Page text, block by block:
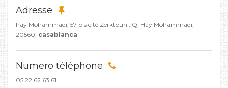
Adresse
hay Mohammadi, 57 bis cité Zerktouni, Q. Hay Mohammadi,
20560, casablanca
Numero téléphone
05 22 62 63 61